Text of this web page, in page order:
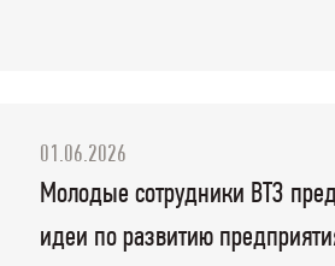
01.06.2026
Молодые сотрудники ВТЗ
идеи по развитию